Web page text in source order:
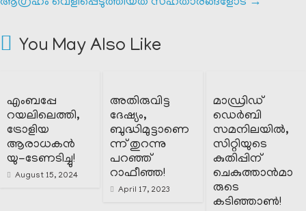
ആഗ്രഹം വെളിപ്പെടുത്തിയത് സഹതാരങ്ങളോട് →
You May Also Like
എംബപ്പേ
റയലിലെത്തി,
ട്രോളിയ
ആരാധകൻ
യു-ടേണടിച്ചു!
August 15, 2024
അതിരുവിട്ട
ദേഷ്യം,
ബുദ്ധിമുട്ടാണെ
ന്ന് തുറന്നു
പറഞ്ഞ്
റാഫീഞ്ഞ!
April 17, 2023
മാഡ്രിഡ്‌
ഡെർബി
സമനിലയിൽ,
സിറ്റിയുടെ
കുതിപ്പിന്
ചെകുത്താൻമാ
രുടെ
കടിഞ്ഞാൺ!